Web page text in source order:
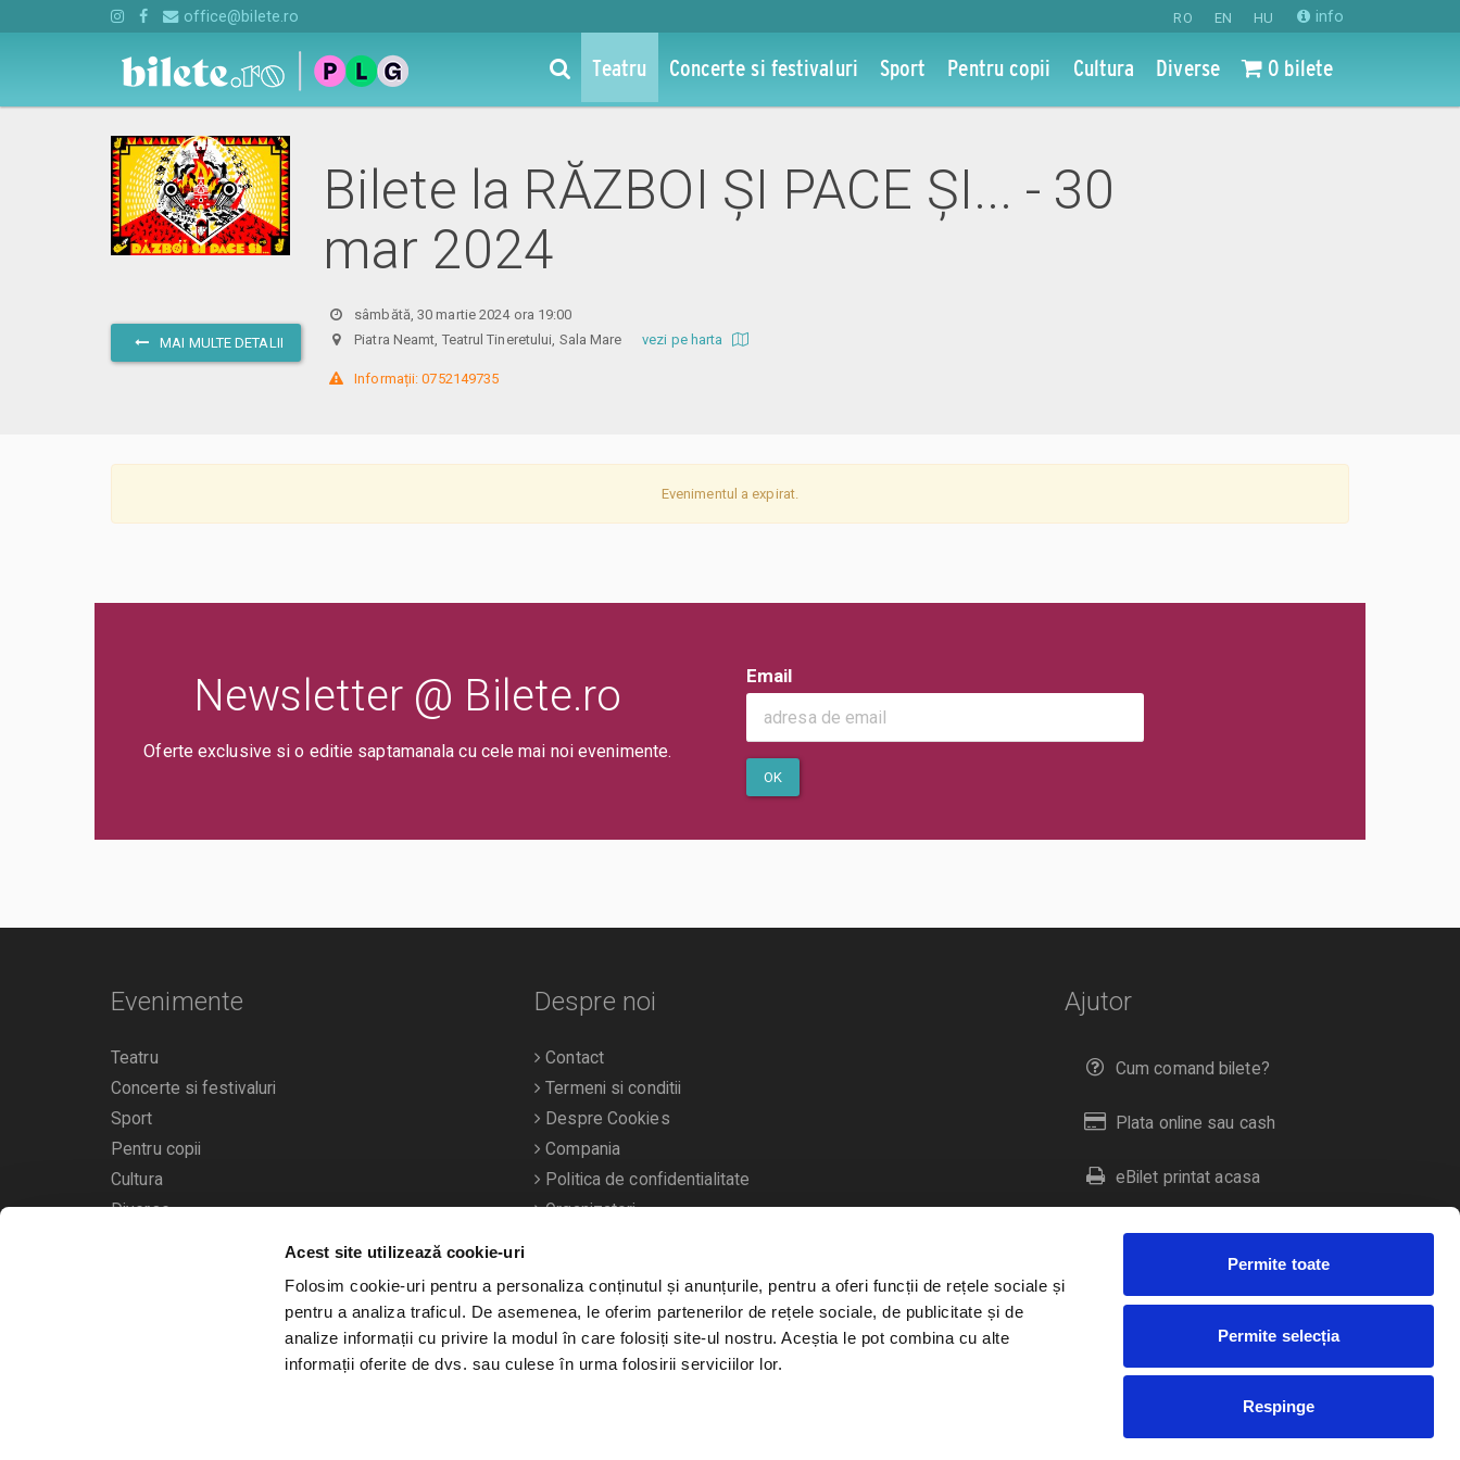
Acest site utilizează cookie-uri
Folosim cookie-uri pentru a personaliza conținutul și anunțurile, pentru a oferi funcții de rețele sociale și
pentru a analiza traficul. De asemenea, le oferim partenerilor de rețele sociale, de publicitate și de
analize informații cu privire la modul în care folosiți site-ul nostru. Aceștia le pot combina cu alte
informații oferite de dvs. sau culese în urma folosirii serviciilor lor.
Permite toate
Permite selecția
Respinge
RO EN HU info
office@bilete.ro
Teatru Concerte si festivaluri Sport Pentru copii Cultura Diverse 0 bilete
MAI MULTE DETALII
Bilete la RĂZBOI ȘI PACE ȘI... - 30
mar 2024
sâmbătă, 30 martie 2024 ora 19:00
Piatra Neamt, Teatrul Tineretului, Sala Marevezi pe harta
Informații: 0752149735
Evenimentul a expirat.
Newsletter @ Bilete.ro
Oferte exclusive si o editie saptamanala cu cele mai noi evenimente.
Email
OK
Ajutor
Cum comand bilete?
Plata online sau cash
eBilet printat acasa
Livrare prin curier
Duplicare bilete
Evenimente
Teatru
Concerte si festivaluri
Sport
Pentru copii
Cultura
Diverse
Calendarul evenimentelor
Despre noi
Contact
Termeni si conditii
Despre Cookies
Compania
Politica de confidentialitate
Organizatori